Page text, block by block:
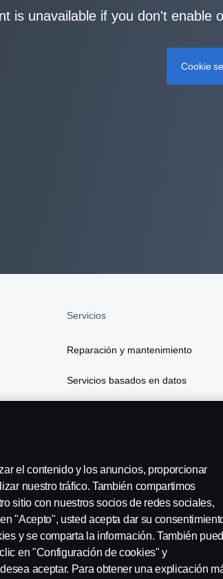
is unavailable if you don't enable
Cookie
Servicios
Reparación y mantenimiento
Servicios basados en datos
Canarias
el contenido y los anuncios, proporcionar
nuestro tráfico. También compartimos
sitio con nuestros socios de redes sociales,
"Acepto", usted acepta dar su
y se comparta la información. También
en "Configuración de cookies" y
aceptar. Para obtener una explicación